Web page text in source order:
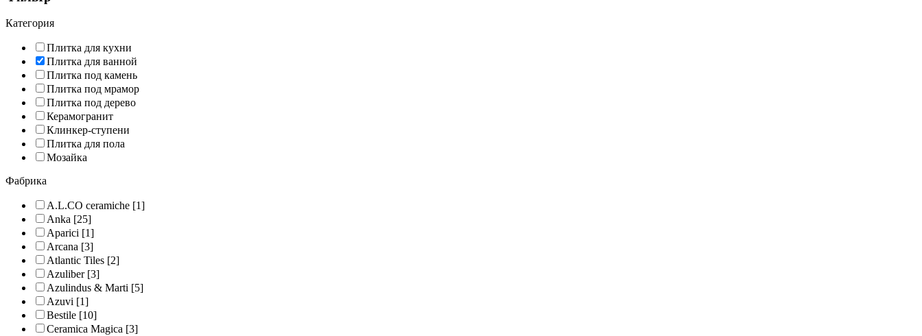
Категория
Плитка для кухни
Плитка для ванной
Плитка под камень
Плитка под мрамор
Плитка под дерево
Керамогранит
Клинкер-ступени
Плитка для пола
Мозайка
Фабрика
A.L.CO ceramiche [1]
Anka [25]
Aparici [1]
Arcana [3]
Atlantic Tiles [2]
Azuliber[3]
Azulindus & Marti [5]
Azuvi [1]
Bestile [10]
Ceramica Magica [3]